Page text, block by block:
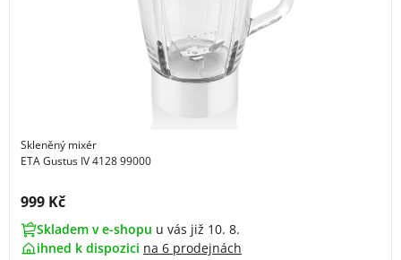
Skleněný mixér
ETA Gustus IV 4128 99000
Cena s DPH:
999 Kč
Skladem v e-shopu u vás již 10. 8.
ihned k dispozici na 6 prodejnách